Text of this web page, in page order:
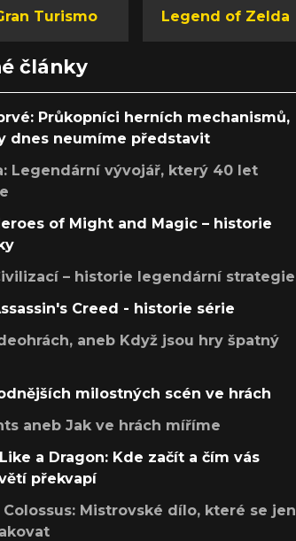
Turismo Legend of Zelda
články
Průkopníci herních mechanismů,
dnes neumíme představit
Legendární vývojář, který 40 let
of Might and Magic – historie
– historie legendární strategie
Creed - historie série
aneb Když jsou hry špatný
milostných scén ve hrách
aneb Jak ve hrách míříme
a Dragon: Kde začít a čím vás
překvapí
Mistrovské dílo, které se jen